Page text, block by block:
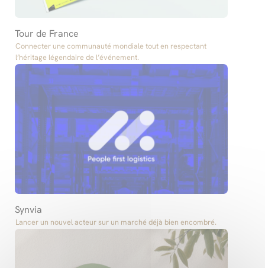
Tour de France
Connecter une communauté mondiale tout en respectant
l’héritage légendaire de l’événement.
Synvia
Lancer un nouvel acteur sur un marché déjà bien encombré.​